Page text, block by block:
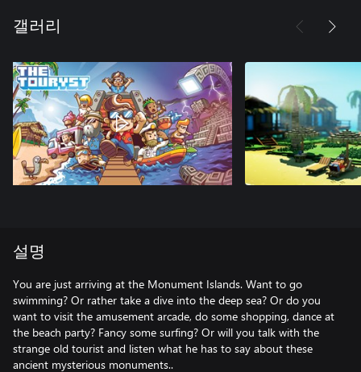
갤러리
설명
You are just arriving at the Monument Islands. Want to go
swimming? Or rather take a dive into the deep sea? Or do you
want to visit the amusement arcade, do some shopping, dance at
the beach party? Fancy some surfing? Or will you talk with the
strange old tourist and listen what he has to say about these
ancient mysterious monuments..